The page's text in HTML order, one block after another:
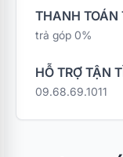
THANH TOÁN
trả góp 0%
HỖ TRỢ TẬN
09.68.69.1011